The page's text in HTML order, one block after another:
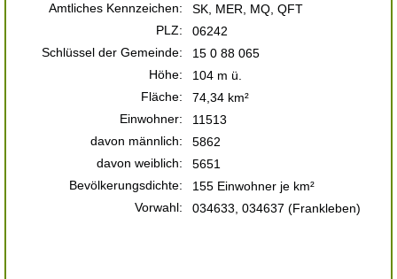
Amtliches Kennzeichen:
SK, MER, MQ, QFT
PLZ:
06242
Schlüssel der Gemeinde:
15 0 88 065
Höhe:
104 m ü.
Fläche:
74,34 km²
Einwohner:
11513
davon männlich:
5862
davon weiblich:
5651
Bevölkerungsdichte:
155 Einwohner je km²
Vorwahl:
034633, 034637 (Frankleben)